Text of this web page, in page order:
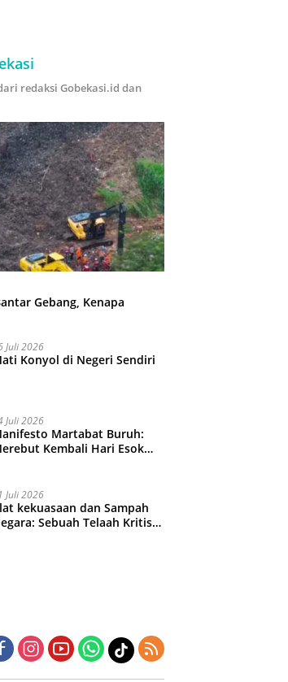
redaksi Gobekasi.id dan
Gebang, Kenapa
Juli 2026
Konyol di Negeri Sendiri
Juli 2026
Martabat Buruh:
Kembali Hari Esok
Juli 2026
kekuasaan dan Sampah
Sebuah Telaah Kritis